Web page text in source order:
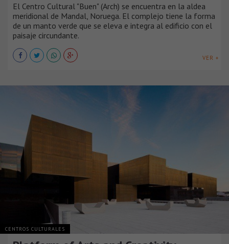
El Centro Cultural "Buen" (Arch) se encuentra en la aldea
meridional de Mandal, Noruega. El complejo tiene la forma
de un manto verde que se eleva e integra al edificio con el
paisaje circundante.
VER +
CENTROS CULTURALES